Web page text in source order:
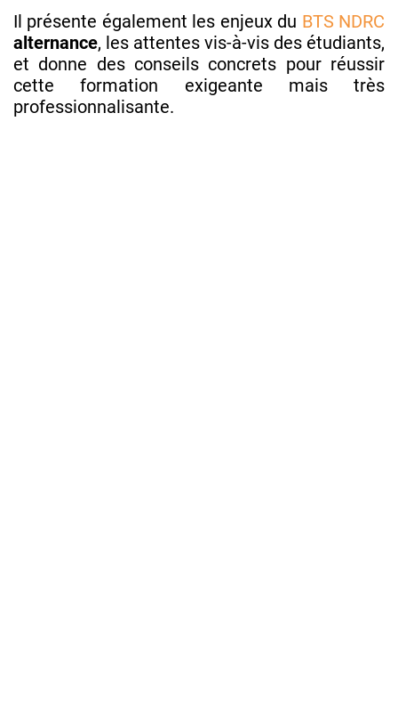
Il présente également les enjeux du BTS NDRC
alternance, les attentes vis-à-vis des étudiants,
et donne des conseils concrets pour réussir
cette formation exigeante mais très
professionnalisante.